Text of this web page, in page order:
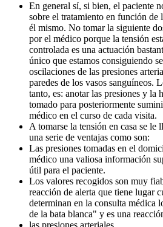
En general sí, si bien, el paciente
sobre el tratamiento en función de
él mismo. No tomar la siguiente
por el médico porque la tensión
controlada es una actuación
único que estamos consiguiendo
oscilaciones de las presiones
paredes de los vasos sanguíneos.
tanto, es: anotar las presiones y la
tomado para posteriormente
médico en el curso de cada visita.
A tomarse la tensión en casa se le
una serie de ventajas como son:
Las presiones tomadas en el
médico una valiosa información
útil para el paciente.
Los valores recogidos son muy
reacción de alerta que tiene lugar
determinan en la consulta médica
de la bata blanca" y es una
las presiones arteriales.